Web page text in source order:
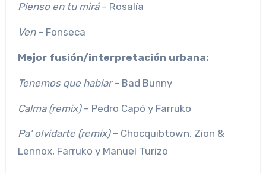
Pienso en tu mirá– Rosalía
Ven– Fonseca
Mejor fusión/interpretación urbana:
Tenemos que hablar– Bad Bunny
Calma (remix)– Pedro Capó y Farruko
Pa’ olvidarte (remix)– Chocquibtown, Zion &
Lennox, Farruko y Manuel Turizo